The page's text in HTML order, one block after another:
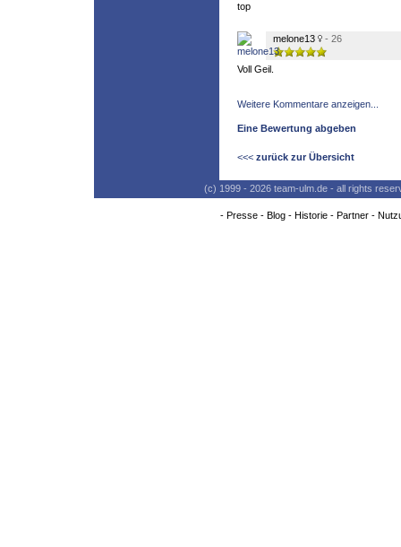
top
melone13 - 26
Voll Geil.
Weitere Kommentare anzeigen...
Eine Bewertung abgeben
<<< zurück zur Übersicht
(c) 1999 - 2026 team-ulm.de - all rights
- Presse- Blog- Historie- Partner-